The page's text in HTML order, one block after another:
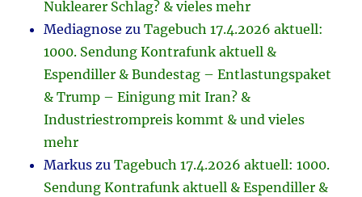
Nuklearer Schlag? & vieles mehr
Mediagnose zuTagebuch 17.4.2026 aktuell:
1000. Sendung Kontrafunk aktuell &
Espendiller & Bundestag – Entlastungspaket
& Trump – Einigung mit Iran? &
Industriestrompreis kommt & und vieles
mehr
Markus zuTagebuch 17.4.2026 aktuell: 1000.
Sendung Kontrafunk aktuell & Espendiller &